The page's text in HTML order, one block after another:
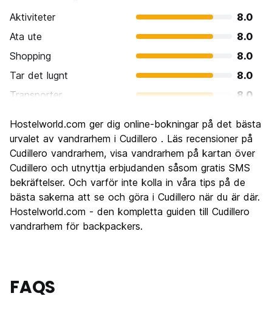
Aktiviteter
8.0
Ata ute
8.0
Shopping
8.0
Tar det lugnt
8.0
Transporter
8.0
Kultur
8.0
Festa
6.0
Värde för pengarna
8.0
Hostelworld.com ger dig online-bokningar på det bästa
urvalet av vandrarhem i Cudillero . Läs recensioner på
Cudillero vandrarhem, visa vandrarhem på kartan över
Cudillero och utnyttja erbjudanden såsom gratis SMS
bekräftelser. Och varför inte kolla in våra tips på de
bästa sakerna att se och göra i Cudillero när du är där.
Hostelworld.com - den kompletta guiden till Cudillero
vandrarhem för backpackers.
FAQS